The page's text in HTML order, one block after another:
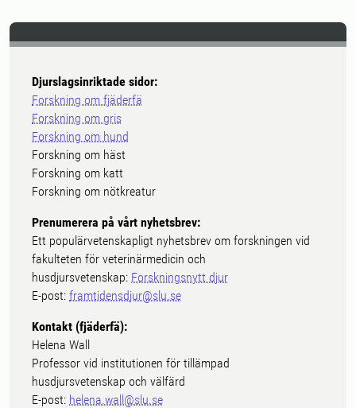
Djurslagsinriktade sidor:
Forskning om fjäderfä
Forskning om gris
Forskning om hund
Forskning om häst
Forskning om katt
Forskning om nötkreatur
Prenumerera på vårt nyhetsbrev:
Ett populärvetenskapligt nyhetsbrev om forskningen vid
fakulteten för veterinärmedicin och
husdjursvetenskap: Forskningsnytt djur
E-post: framtidensdjur@slu.se
Kontakt (fjäderfä):
Helena Wall
Professor vid institutionen för tillämpad
husdjursvetenskap och välfärd
E-post: helena.wall@slu.se